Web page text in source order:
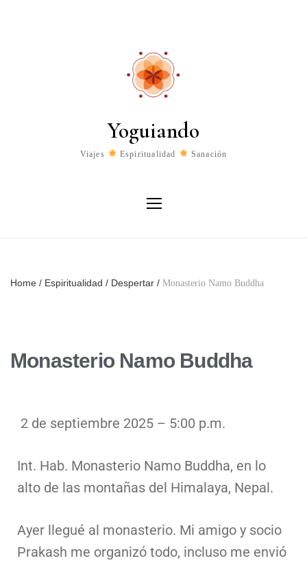
Yoguiando
Viajes Espiritualidad Sanación
Home / Espiritualidad / Despertar / Monasterio Namo Buddha
Monasterio Namo Buddha
2 de septiembre 2025 – 5:00 p.m.
Int. Hab. Monasterio Namo Buddha, en lo
alto de las montañas del Himalaya, Nepal.
Ayer llegué al monasterio. Mi amigo y socio
Prakash me organizó todo, incluso me envió